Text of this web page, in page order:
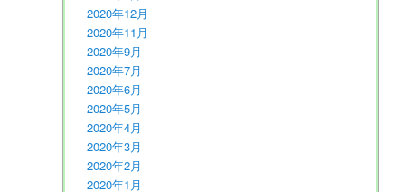
2020年12月
2020年11月
2020年9月
2020年7月
2020年6月
2020年5月
2020年4月
2020年3月
2020年2月
2020年1月